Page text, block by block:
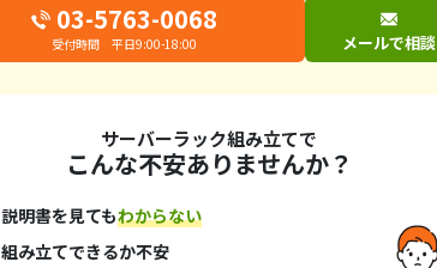
03-5763-0068
受付時間 平日9:00-18:00 メールで相談
サーバーラック組み立てで
こんな不安ありませんか？
説明書を見てもわからない
組み立てできるか不安